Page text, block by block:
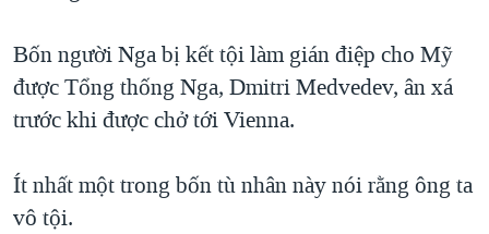
Bốn người Nga bị kết tội làm gián điệp cho Mỹ
được Tổng thống Nga, Dmitri Medvedev, ân xá
trước khi được chở tới Vienna.
Ít nhất một trong bốn tù nhân này nói rằng ông ta
vô tội.